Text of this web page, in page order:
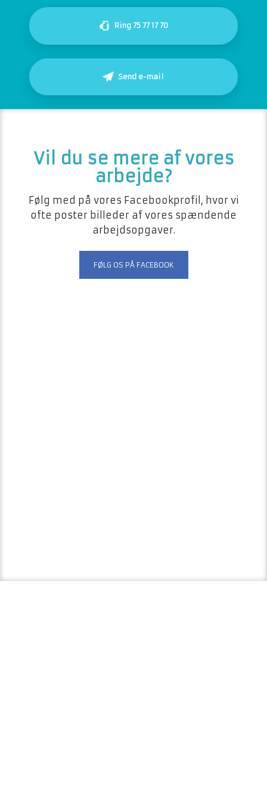
Ring 75 77 17 70
Send e-mail
​​Vil du se mere af vores
arbejde?
Følg med på vores Facebookprofil, hvor vi
ofte poster billeder af vores spændende
arbejdsopgaver.
FØLG OS PÅ FACEBOOK​